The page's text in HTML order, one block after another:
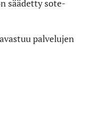
säädetty sote-
palvelujen